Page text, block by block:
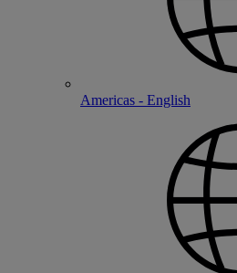
Americas - English